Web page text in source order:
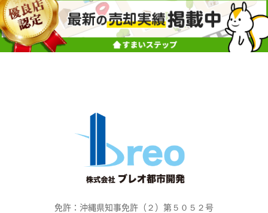
免許：沖縄県知事免許（２）第５０５２号